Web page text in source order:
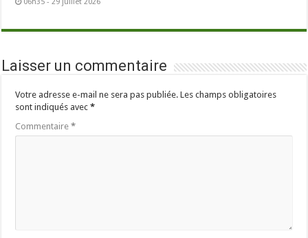
06h35 - 29 juillet 2026
Laisser un commentaire
Votre adresse e-mail ne sera pas publiée. Les champs obligatoires
sont indiqués avec*
Commentaire*